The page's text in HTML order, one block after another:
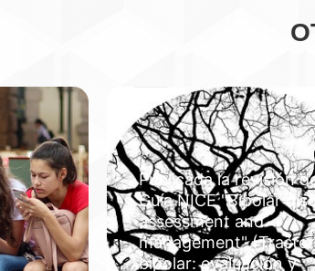
Publicada la revisión
Guía NICE "Bipolar
assessment and
management"
bipolar: evaluación y